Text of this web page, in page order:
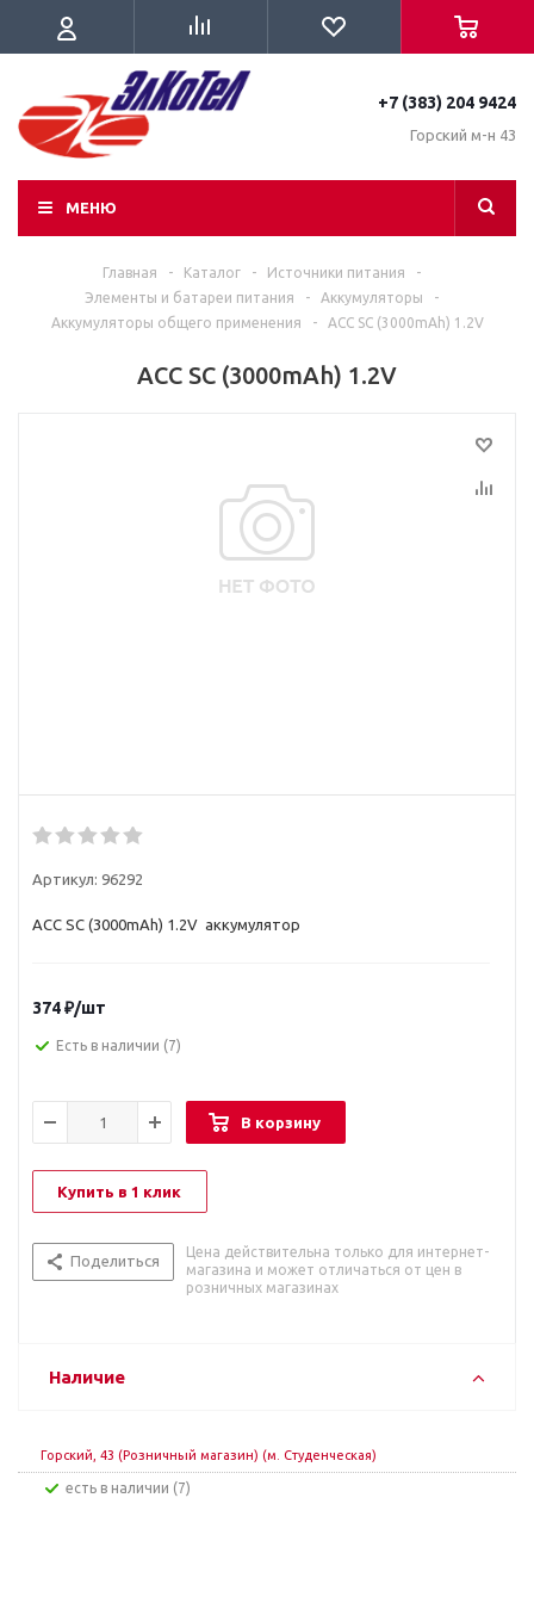
+7 (383) 204 9424
Горский м-н 43
МЕНЮ
Главная - Каталог - Источники питания
-
Элементы и батареи питания
- Аккумуляторы
-
Аккумуляторы общего применения
- ACC SC (3000mAh) 1.2V
ACC SC (3000mAh) 1.2V
Артикул: 96292
ACC SC (3000mAh) 1.2V аккумулятор
374₽/шт
Есть в наличии (7)
В корзину
Купить в 1 клик
Поделиться
Цена действительна только для интернет-
магазина и может отличаться от цен в
розничных магазинах
Наличие
Горский, 43 (Розничный магазин) (м. Студенческая)
Есть в наличии (7)